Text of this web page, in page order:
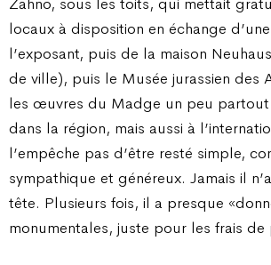
locaux à disposition en échange
l’exposant, puis de la maison
de ville), puis le Musée jurassien des
les œuvres du Madge un peu partout
dans la région, mais aussi à
l’empêche pas d’être resté simple,
sympathique et généreux. Jamais il
tête. Plusieurs fois, il a presque
monumentales, juste pour les frais